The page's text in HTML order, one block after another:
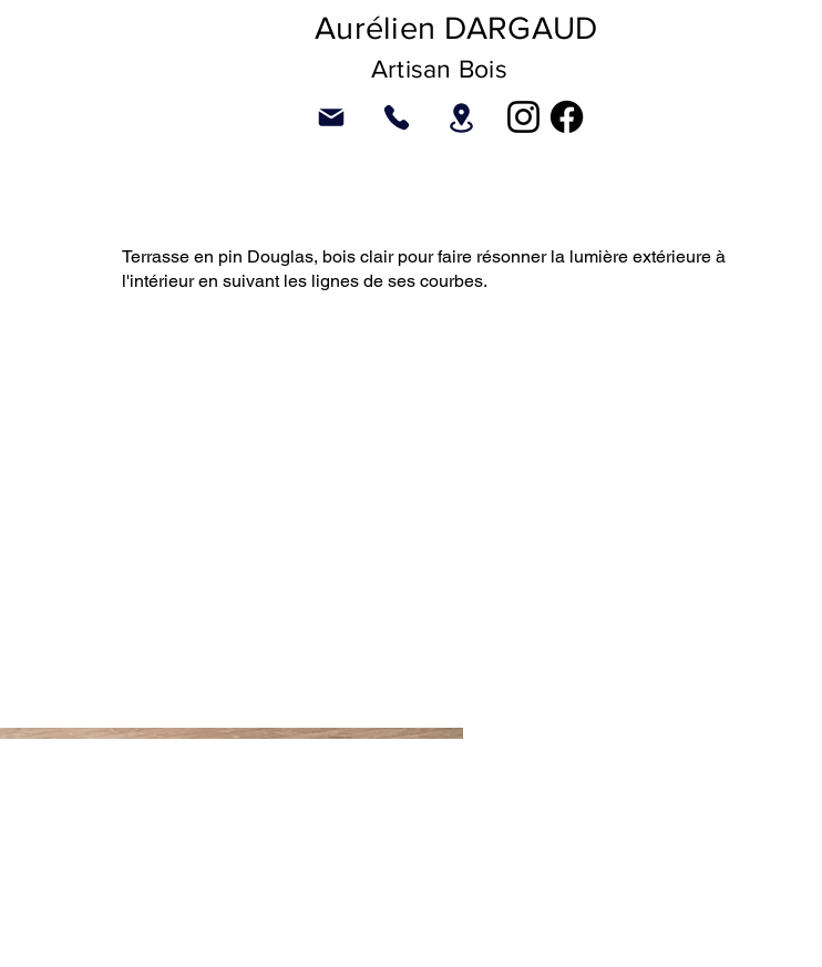
Aurélien DARGAUD
Artisan Bois
Terrasse en pin Douglas, bois clair pour faire résonner la lumière extérieure à
l'intérieur en suivant les lignes de ses courbes.